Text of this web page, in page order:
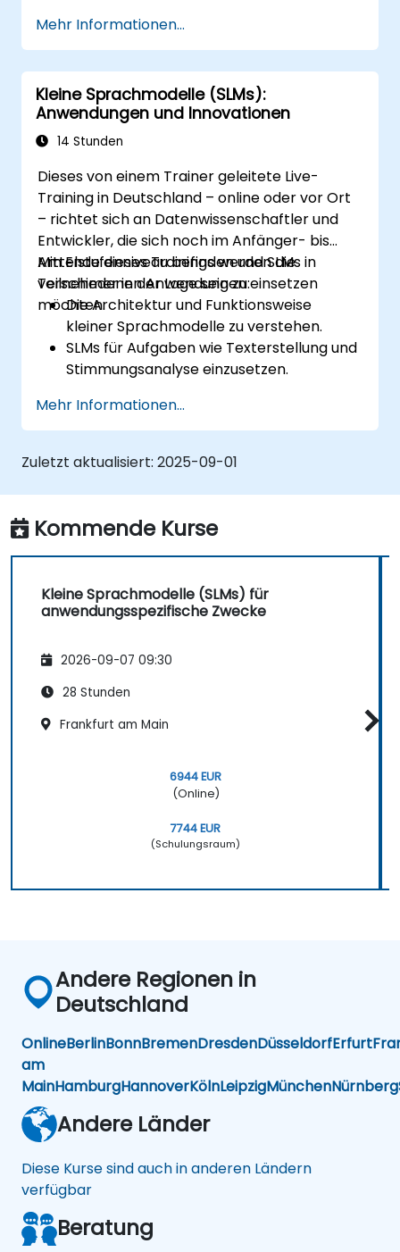
vorzubereiten;
Sprachmodelle im Kontext bestimmter
Anwendungsbereiche zu trainieren sowie
weiterzuoptimieren;
Modelle anhand relevanter Kennzahlen
für die jeweiligen Bereiche zu bewerten
anwendungsspezifische Sprachmodelle in
realen Szenarien erfolgreich einzusetzen.
Mehr Informationen...
Kleine Sprachmodelle (SLMs):
Anwendungen und Innovationen
14 Stunden
Dieses von einem Trainer geleitete Live-
Training in Deutschland – online oder vor Ort
– richtet sich an Datenwissenschaftler und
Entwickler, die sich noch im Anfänger- bis
Mittelstufenniveau befinden und SLMs in
verschiedenen Anwendungen einsetzen
möchten.
Am Ende dieses Trainings werden die
Teilnehmer in der Lage sein zu:
Die Architektur und Funktionsweise
kleiner Sprachmodelle zu verstehen.
SLMs für Aufgaben wie Texterstellung und
Stimmungsanalyse einzusetzen.
Anwendungsfälle zu optimieren und
feinzustimmen.
SLMs in Umgebungen mit begrenzten
Die Leistung von SLMs in realen Szenarien
zu bewerten und zu interpretieren.
Mehr Informationen...
Zuletzt aktualisiert: 2025-09-01
Kommende Kurse
Kleine Sprachmodelle (SLMs) für
anwendungsspezifische Zwecke
2026-09-07 09:30
28 Stunden
Frankfurt am Main
6944 EUR
(Online)
7744 EUR
(Schulungsraum)
Andere Regionen in
Deutschland
OnlineBerlinBonnBremenDresdenDüsseldorfErfurt
am
MainHamburgHannoverKölnLeipzigMünchenNürnberg
Andere Länder
Diese Kurse sind auch in anderen Ländern
verfügbar
Beratung